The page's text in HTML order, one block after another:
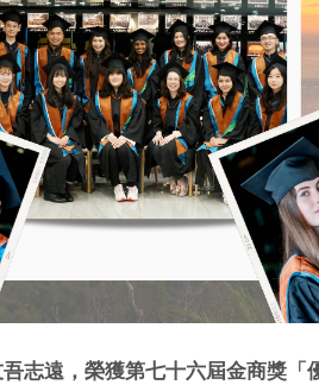
志遠，榮獲第七十六屆金商獎「